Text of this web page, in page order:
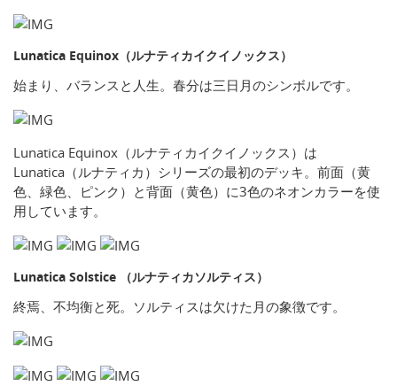
Lunatica Equinox（ルナティカイクイノックス）
始まり、バランスと人生。春分は三日月のシンボルです。
Lunatica Equinox（ルナティカイクイノックス）は
Lunatica（ルナティカ）シリーズの最初のデッキ。前面（黄
色、緑色、ピンク）と背面（黄色）に3色のネオンカラーを使
用しています。
Lunatica Solstice （ルナティカソルティス）
終焉、不均衡と死。ソルティスは欠けた月の象徴です。